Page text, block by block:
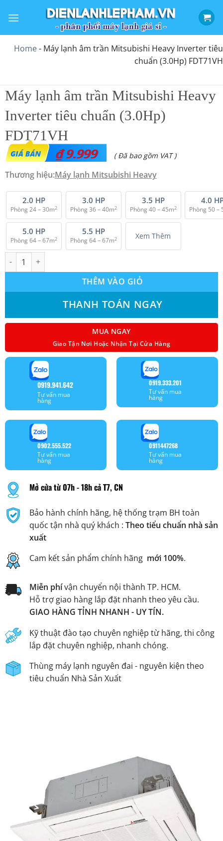
qua
dungHome- Máy lạnh âm trần Mitsubishi Heavy Inverter tiêu
chuẩn (3.0Hp) FDT71VH
Máy lạnh âm trần Mitsubishi Heavy
Inverter tiêu chuẩn (3.0Hp)
FDT71VH
₫9.999 ( Đã bao gồm VAT )
Thương hiệu:Máy lạnh Mitsubishi Heavy
2.0 HP
Phòng 24 – 30m2
3.0 HP
Phòng 36 – 40m2
3.5 HP
Phòng 40 – 45m2
4.0
Phòng 50 –
5.0 HP
Phòng 64 – 67m2
5.5 HP
Phòng 64 – 67m2 Xem Thêm
Máy lạnh âm trần Mitsubishi Heavy Inverter tiêu chuẩn (3.0Hp)
THÊM VÀO GIỎ
THANH TOÁN NGAY
MUA NGAY
Giao Tận Nơi Hoặc Nhận Tại Cửa Hàng
0919.941.642
Tư vấn mua
hàng
0919.333.201
Tư vấn mua
hàng
0902.555.522
Tư vấn mua
hàng
0911447268
Tư vấn mua
hàng
Mở cửa từ 07h - 18h cả T7, CN
Bảo hành chính hãng, hệ thống trạm BH toàn
quốc tận nhà quý khách : Theo tiểu chuẩn nhà sản
xuất
Cam kết sản phẩm chính hãng mới 100%.
Miễn phívận chuyển nội thành TP. HCM.
Hỗ trợ giao hàng lắp đặt nhanh theo yêu cầu.
GIAO HÀNG TỈNH NHANH - UY TÍN.
Kỹ thuật đào tạo chuyên nghiệp từ hãng, thi công
lắp đặt chuyên nghiệp, nhanh chóng.
Thùng máy lạnh nguyên đai - nguyên kiện theo
tiêu chuẩn Nhà Sản Xuất